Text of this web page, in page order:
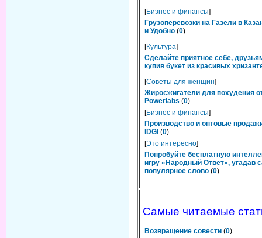
[Бизнес и финансы]
Грузоперевозки на Газели в
и Удобно (0)
[Культура]
Сделайте приятное себе,
купив букет из красивых
[Советы для женщин]
Жиросжигатели для похудения
Powerlabs (0)
[Бизнес и финансы]
Производство и оптовые
IDGI (0)
[Это интересно]
Попробуйте бесплатную
игру «Народный Ответ», угадав
популярное слово (0)
Самые читаемые
Возвращение совести (0)